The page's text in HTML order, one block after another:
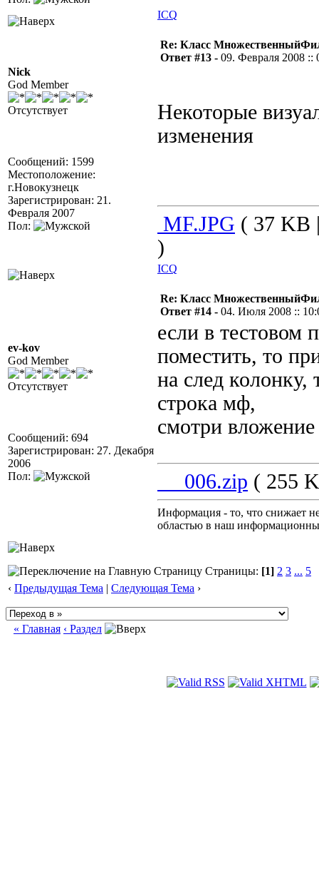
ICQ
Nick
God Member
Отсутствует
Сообщений: 1599
Местоположение:
г.Новокузнецк
Зарегистрирован: 21.
Февраля 2007
Пол:
Re: Класс
Ответ #13 - 09. Февраля 2008 ::
Некоторые
изменения
MF.JPG ( 37 KB
)
ICQ
ev-kov
God Member
Отсутствует
Сообщений: 694
Зарегистрирован: 27. Декабря
2006
Пол:
Re: Класс
Ответ #14 - 04. Июля 2008 ::
если в тестовом
поместить, то
на след колонку,
строка мф,
смотри вложение
__006.zip ( 255
Информация - то, что снижает
областью в наш
Страницы: [1] 2 3 ... 5
‹ Предыдущая Тема | Следующая Тема ›
« Главная ‹ Раздел